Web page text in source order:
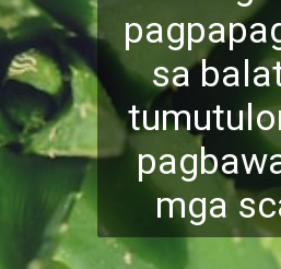
sa
mga